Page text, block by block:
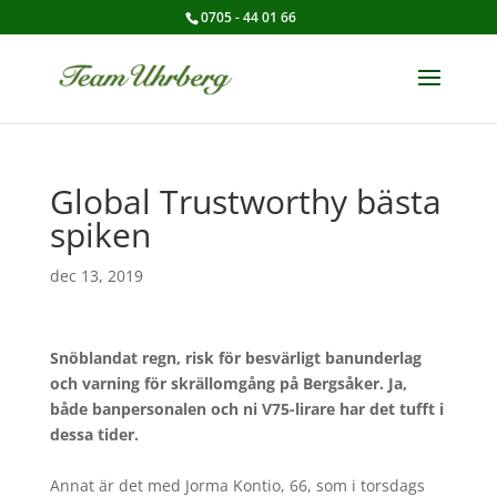
0705 - 44 01 66
Global Trustworthy bästa
spiken
dec 13, 2019
Snöblandat regn, risk för besvärligt banunderlag
och varning för skrällomgång på Bergsåker. Ja,
både banpersonalen och ni V75-lirare har det tufft i
dessa tider.
Annat är det med Jorma Kontio, 66, som i torsdags